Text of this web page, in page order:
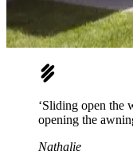
‘Sliding open the
opening the
Nathalie